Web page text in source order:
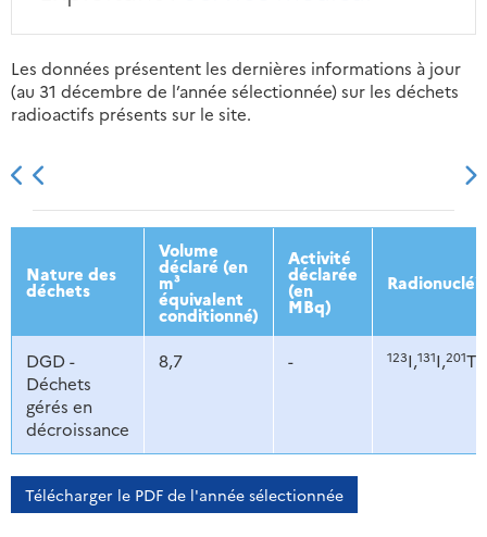
Les données présentent les dernières informations à jour
(au 31 décembre de l’année sélectionnée) sur les déchets
radioactifs présents sur le site.
2013 2014 2015 2016
Nature des
déchets
Volume
déclaré (en
m³
équivalent
conditionné)
Activité
déclarée
(en
MBq)
DGD -
Déchets
gérés en
décroissance
8,7 - 123I,131I,201Tl,
Télécharger le PDF de l'année sélectionnée